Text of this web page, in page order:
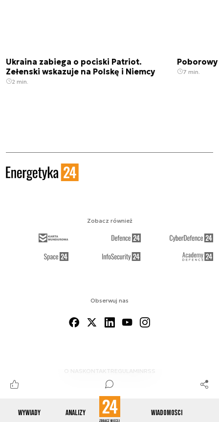
Wywiady Analizy Wiadomości
Ukraina zabiega o pociski Patriot.
Zełenski wskazuje na Polskę i Niemcy
2 min.
Poborowy
7 min.
Obserwuj nas
O NAS KONTAKTREGULAMINRSS
Zobacz również
© 2012-2026 ENERGETYKA24